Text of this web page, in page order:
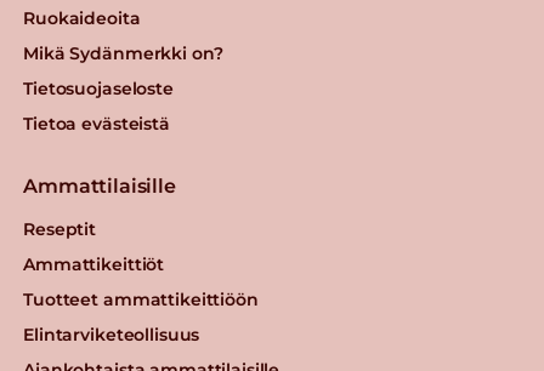
Ruokaideoita
Mikä Sydänmerkki on?
Tietosuojaseloste
Tietoa evästeistä
Ammattilaisille
Reseptit
Ammattikeittiöt
Tuotteet ammattikeittiöön
Elintarviketeollisuus